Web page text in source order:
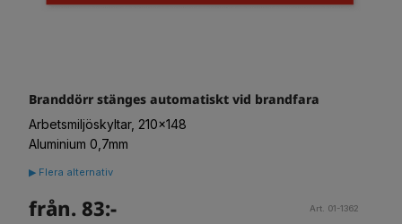
Branddörr stänges automatiskt vid brandfara
Arbetsmiljöskyltar, 210x148
Aluminium 0,7mm
▶ Flera alternativ
från. 83:- Art. 01-1362